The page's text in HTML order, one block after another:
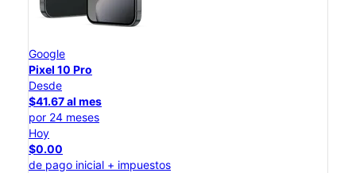
Google
Pixel 10 Pro
Desde
$41.67 al mes
por 24 meses
Hoy
$0.00
de pago inicial + impuestos